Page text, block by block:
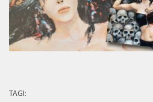
TAGI: